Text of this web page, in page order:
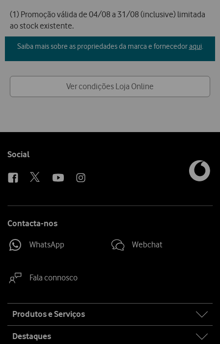
(1) Promoção válida de 04/08 a 31/08 (inclusive) limitada
ao stock existente.
Saiba mais sobre as propriedades da marca e fornecedoraqui.
Ver condições Loja Online
Follow
Social
Contacta-nos
WhatsApp Webchat
Fala connosco
map
Produtos e Serviços
Destaques